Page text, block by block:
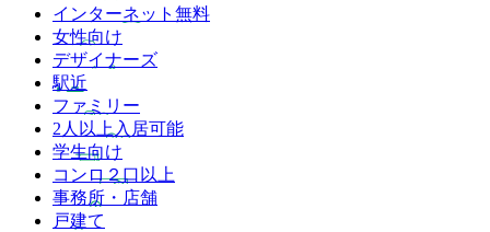
インターネット無料
女性向け
デザイナーズ
駅近
ファミリー
2人以上入居可能
学生向け
コンロ２口以上
事務所・店舗
戸建て